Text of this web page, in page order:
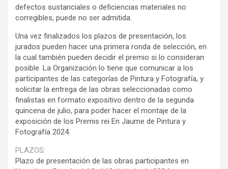
defectos sustanciales o deficiencias materiales no
corregibles, puede no ser admitida.
Una vez finalizados los plazos de presentación, los
jurados pueden hacer una primera ronda de selección, en
la cual también pueden decidir el premio si lo consideran
posible. La Organización lo tiene que comunicar a los
participantes de las categorías de Pintura y Fotografía, y
solicitar la entrega de las obras seleccionadas como
finalistas en formato expositivo dentro de la segunda
quincena de julio, para poder hacer el montaje de la
exposición de los Premis rei En Jaume de Pintura y
Fotografía 2024.
PLAZOS:
Plazo de presentación de las obras participantes en